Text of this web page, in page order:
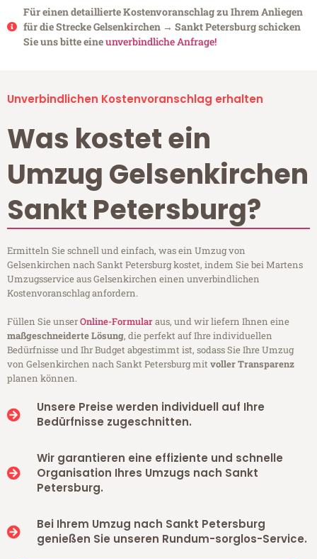
Für einen detaillierte Kostenvoranschlag zu Ihrem Anliegen
für die Strecke Gelsenkirchen → Sankt Petersburg schicken
Sie uns bitte eineunverbindliche Anfrage!
Unverbindlichen Kostenvoranschlag erhalten
Was kostet ein
Umzug Gelsenkirchen
Sankt Petersburg?
Ermitteln Sie schnell und einfach, was ein Umzug von
Gelsenkirchen nach Sankt Petersburg kostet, indem Sie bei Martens
Umzugsservice aus Gelsenkirchen einen unverbindlichen
Kostenvoranschlag anfordern.
Füllen Sie unserOnline-Formularaus, und wir liefern Ihnen eine
maßgeschneiderte Lösung, die perfekt auf Ihre individuellen
Bedürfnisse und Ihr Budget abgestimmt ist, sodass Sie Ihre Umzug
von Gelsenkirchen nach Sankt Petersburg mitvoller Transparenz
planen können.
Unsere Preise werden individuell auf Ihre
Bedürfnisse zugeschnitten.
Wir garantieren eine effiziente und schnelle
Organisation Ihres Umzugs nach Sankt
Petersburg.
Bei Ihrem Umzug nach Sankt Petersburg
genießen Sie unseren Rundum-sorglos-Service.